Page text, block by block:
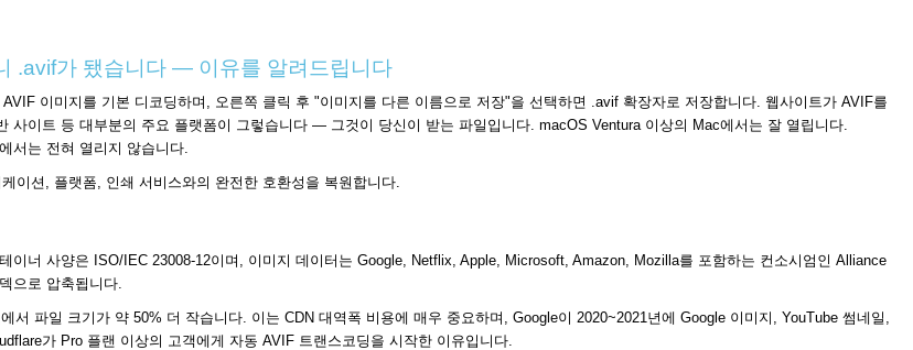
.avif가 됐습니다 — 이유를 알려드립니다
이미지를 기본 디코딩하며, 오른쪽 클릭 후 "이미지를 다른 이름으로 저장"을 선택하면 .avif 확장자로 저장합니다. 웹사이트가 AVIF를
이트 등 대부분의 주요 플랫폼이 그렇습니다 — 그것이 당신이 받는 파일입니다. macOS Ventura 이상의 Mac에서는 잘 열립니다.
서는 전혀 열리지 않습니다.
이션, 플랫폼, 인쇄 서비스와의 완전한 호환성을 복원합니다.
이너 사양은 ISO/IEC 23008-12이며, 이미지 데이터는 Google, Netflix, Apple, Microsoft, Amazon, Mozilla를 포함하는 컨소시엄인 Alliance
으로 압축됩니다.
서 파일 크기가 약 50% 더 작습니다. 이는 CDN 대역폭 비용에 매우 중요하며, Google이 2020~2021년에 Google 이미지, YouTube 썸네일,
가 Pro 플랜 이상의 고객에게 자동 AVIF 트랜스코딩을 시작한 이유입니다.